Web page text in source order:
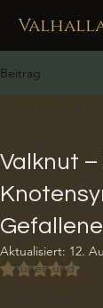
Beitrag
Wikinger
Spiritualität &
Runen und
Valknut
Aktualisiert: 12.
Mit NaN